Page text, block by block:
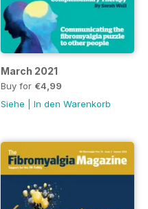
March 2021
Buy for €4,99
Siehe
In den Warenkorb